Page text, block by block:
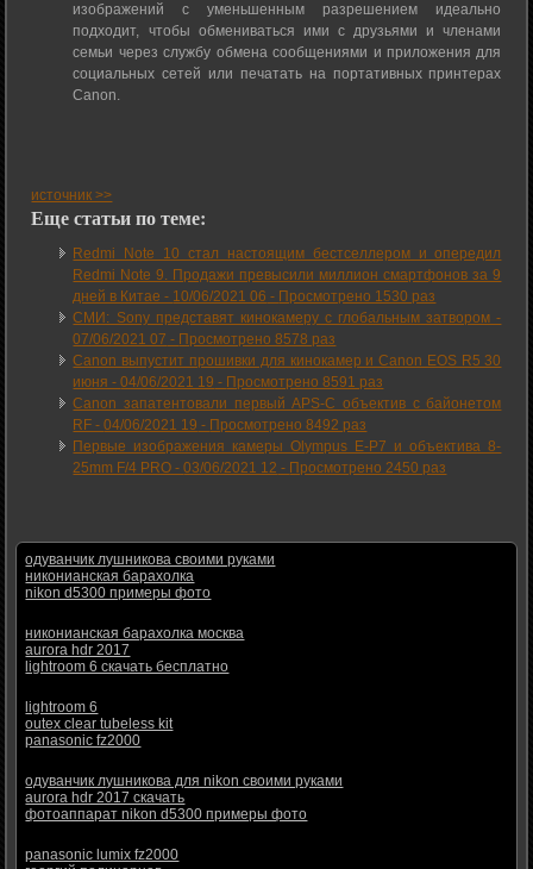
изображений с уменьшенным разрешением идеально
подходит, чтобы обмениваться ими с друзьями и членами
семьи через службу обмена сообщениями и приложения для
социальных сетей или печатать на портативных принтерах
Canon.
источник >>
Еще статьи по теме:
Redmi Note 10 стал настоящим бестселлером и опередил
Redmi Note 9. Продажи превысили миллион смартфонов за 9
дней в Китае - 10/06/2021 06 - Просмотрено 1530 раз
СМИ: Sony представят кинокамеру с глобальным затвором -
07/06/2021 07 - Просмотрено 8578 раз
Canon выпустит прошивки для кинокамер и Canon EOS R5 30
июня -04/06/2021 19 - Просмотрено 8591 раз
Canon запатентовали первый APS-C объектив с байонетом
RF -04/06/2021 19 - Просмотрено 8492 раз
Первые изображения камеры Olympus E-P7 и объектива 8-
25mm F/4 PRO -03/06/2021 12 - Просмотрено 2450 раз
одуванчик лушникова своими руками
никонианская барахолка
nikon d5300 примеры фото
никонианская барахолка москва
aurora hdr 2017
lightroom 6 скачать бесплатно
lightroom 6
outex clear tubeless kit
panasonic fz2000
одуванчик лушникова для nikon своими руками
aurora hdr 2017 скачать
фотоаппарат nikon d5300 примеры фото
panasonic lumix fz2000